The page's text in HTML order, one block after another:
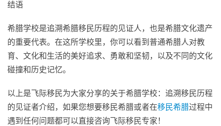
结语
希腊学校是追溯希腊移民历程的见证人，也是希腊文化遗产
的重要代表。在这所学校里，你可以看到普通希腊人对教
育、文化和生活的美好追求、勇敢和坚韧，以及不同的文化
碰撞和历史记忆。
以上是飞际移民为大家分享的关于希腊学校：追溯移民历程
的见证者介绍，如果您想要移民希腊或者在移民希腊过程中
遇到任何问题都可以直接咨询飞际移民专家！